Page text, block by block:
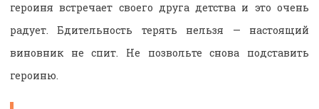
героиня встречает своего друга детства и это очень
радует. Бдительность терять нельзя — настоящий
виновник не спит. Не позвольте снова подставить
героиню.